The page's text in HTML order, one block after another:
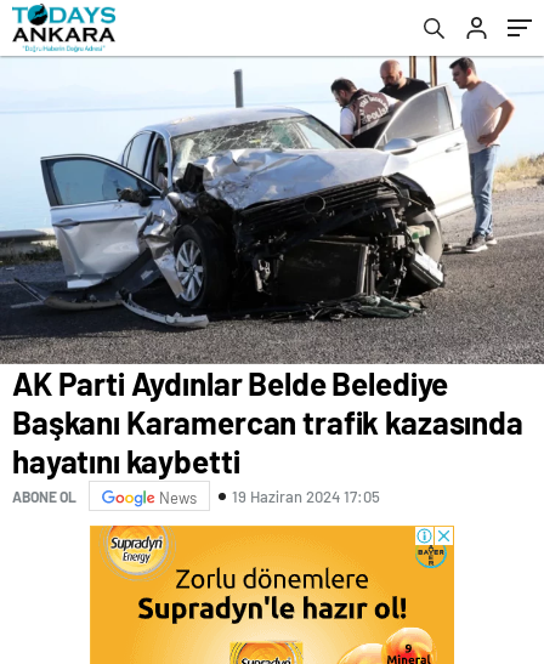
kaybetti
AK Parti Aydınlar Belde Belediye
Başkanı Karamercan trafik kazasında
hayatını kaybetti
ABONE OL News 19 Haziran 2024 17:05